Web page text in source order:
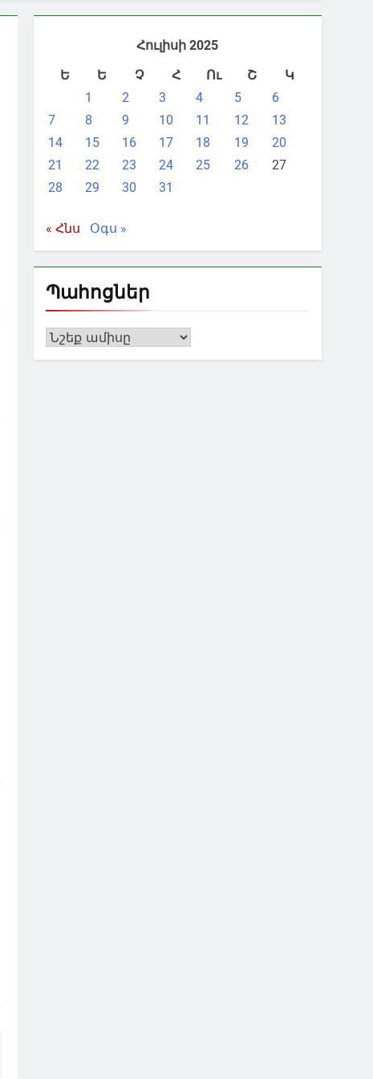
Հուլիսի 2025
Ե
Ե Չ Հ Ու Շ
Կ
1
2 3 4 5
6
7
8 9 10 11 12
13
14
15 16 17 18 19
20
21
22 23 24 25 26
27
28
29 30 31
« Հնս Օգս »
Պահոցներ
Պահոցներ